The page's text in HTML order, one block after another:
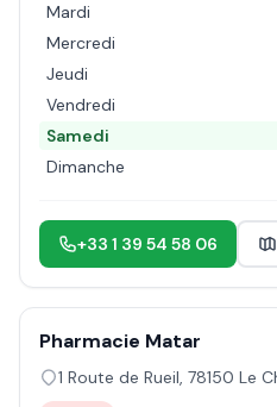
Mardi
Mercredi
Jeudi
Vendredi
Samedi
Dimanche
+33 1 39 54 58 06
Pharmacie Matar
1 Route de Rueil, 78150 Le